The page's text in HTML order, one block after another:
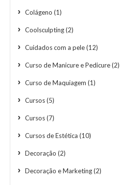
Colágeno (1)
Coolsculpting(2)
Cuidados com a pele(12)
Curso de Manicure e Pedicure(2)
Curso de Maquiagem (1)
Cursos(5)
Cursos(7)
Cursos de Estética (10)
Decoração (2)
Decoração e Marketing(2)